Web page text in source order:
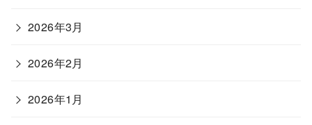
2026年3月
2026年2月
2026年1月